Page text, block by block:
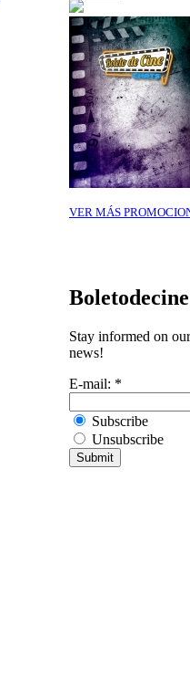
VER MÁS
Stay informed on
news!
E-mail: *
Subscribe
Unsubscribe